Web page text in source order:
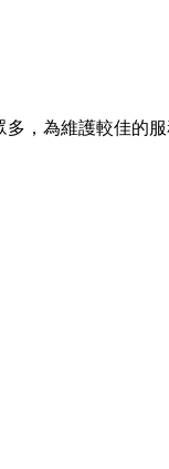
，為維護較佳的